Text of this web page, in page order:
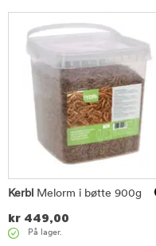
Kerbl Melorm i bøtte 900g
kr 449,00
På lager.